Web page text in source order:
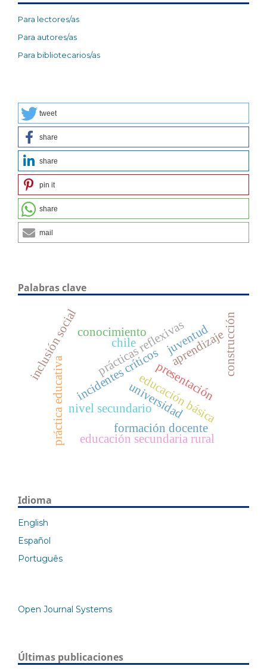
Para lectores/as
Para autores/as
Para bibliotecarios/as
tweet
share
share
pin it
share
mail
Palabras clave
presentación
prácticas reflexivas
incidentes críticos
nivel secundarioeducación básica
aprendizaje
conocimiento construcción
universidad
práctica educativa formación docente
chile
inclusión social juventud
educación secundaria rural
Idioma
English
Español
Português
Open Journal Systems
Últimas publicaciones